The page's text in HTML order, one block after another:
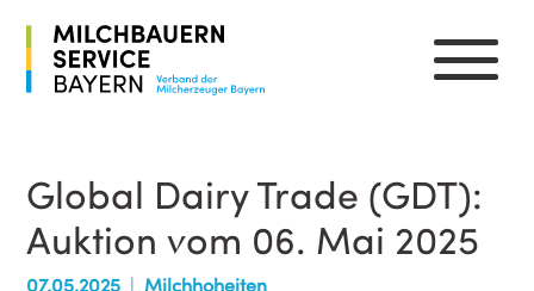
Global Dairy Trade (GDT):
Auktion vom 06. Mai 2025
07.05.2025
Milchhoheiten